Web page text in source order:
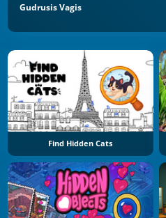
Gudrusis Vagis
Find Hidden Cats